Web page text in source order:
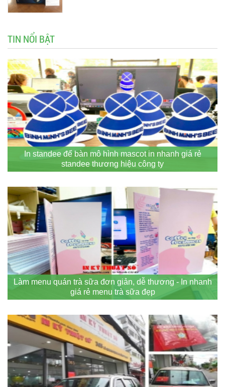
TIN NỔI BẬT
In standee để bàn mô hình mascot in nhanh giá rẻ
standee thương hiệu công ty
Làm menu quán trà sữa đơn giản, dễ thương - In nhanh
giá rẻ menu trà sữa đẹp